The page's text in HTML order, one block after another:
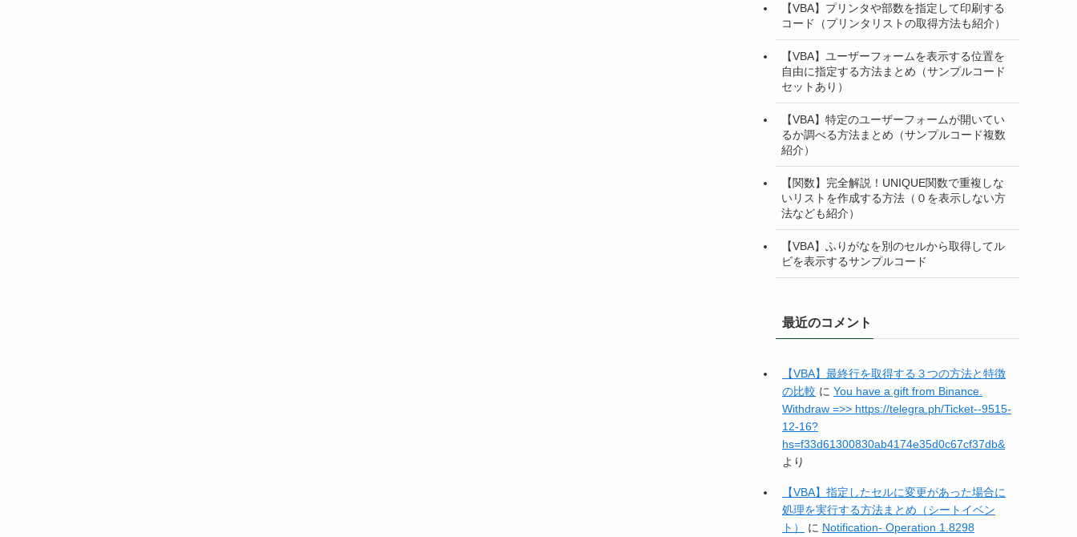
【VBA】プリンタや部数を指定して印刷する
コード（プリンタリストの取得方法も紹介）
【VBA】ユーザーフォームを表示する位置を
自由に指定する方法まとめ（サンプルコード
セットあり）
【VBA】特定のユーザーフォームが開いてい
るか調べる方法まとめ（サンプルコード複数
紹介）
【関数】完全解説！UNIQUE関数で重複しな
いリストを作成する方法（０を表示しない方
法なども紹介）
【VBA】ふりがなを別のセルから取得してル
ビを表示するサンプルコード
最近のコメント
【VBA】最終行を取得する３つの方法と特徴
の比較 に You have a gift from Binance.
Withdrаw =>> https://telegra.ph/Ticket--9515-
12-16?
hs=f33d61300830ab4174e35d0c67cf37db&
より
【VBA】指定したセルに変更があった場合に
処理を実行する方法まとめ（シートイベン
ト）
に Notification- Operation 1.8298